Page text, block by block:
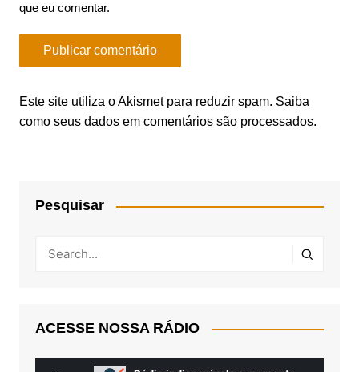
que eu comentar.
Este site utiliza o Akismet para reduzir spam. Saiba
como seus dados em comentários são processados.
Pesquisar
ACESSE NOSSA RÁDIO